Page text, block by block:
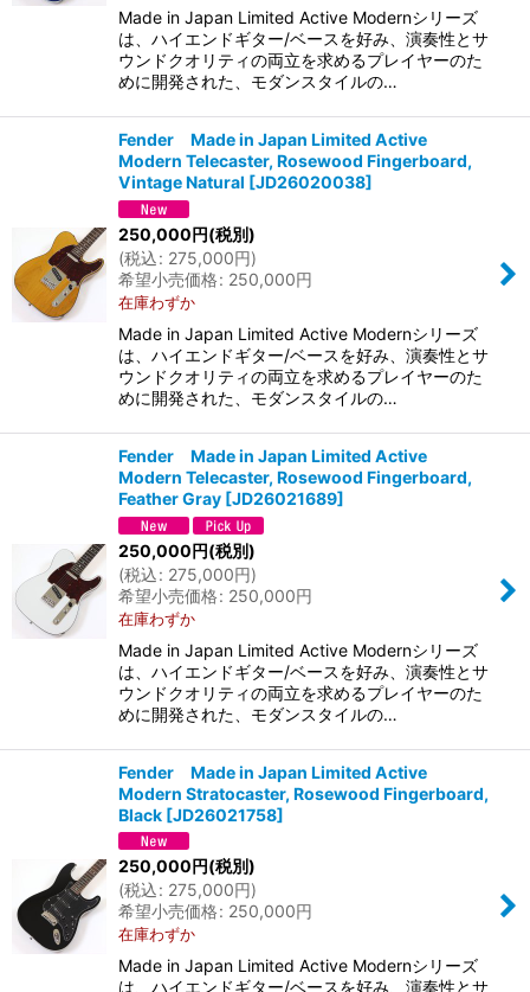
Made in Japan Limited Active Modernシリーズ
は、ハイエンドギター/ベースを好み、演奏性とサ
ウンドクオリティの両立を求めるプレイヤーのた
めに開発された、モダンスタイルの…
Fender Made in Japan Limited Active
Modern Telecaster, Rosewood Fingerboard,
Vintage Natural [JD26020038]
250,000円(税別)
(税込: 275,000円)
希望小売価格: 250,000円
在庫わずか
Made in Japan Limited Active Modernシリーズ
は、ハイエンドギター/ベースを好み、演奏性とサ
ウンドクオリティの両立を求めるプレイヤーのた
めに開発された、モダンスタイルの…
Fender Made in Japan Limited Active
Modern Telecaster, Rosewood Fingerboard,
Feather Gray [JD26021689]
250,000円(税別)
(税込: 275,000円)
希望小売価格: 250,000円
在庫わずか
Made in Japan Limited Active Modernシリーズ
は、ハイエンドギター/ベースを好み、演奏性とサ
ウンドクオリティの両立を求めるプレイヤーのた
めに開発された、モダンスタイルの…
Fender Made in Japan Limited Active
Modern Stratocaster, Rosewood Fingerboard,
Black [JD26021758]
250,000円(税別)
(税込: 275,000円)
希望小売価格: 250,000円
在庫わずか
Made in Japan Limited Active Modernシリーズ
は、ハイエンドギター/ベースを好み、演奏性とサ